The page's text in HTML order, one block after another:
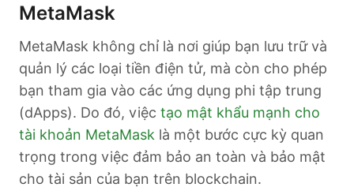
MetaMask
MetaMask không chỉ là nơi giúp bạn lưu trữ và
quản lý các loại tiền điện tử, mà còn cho phép
bạn tham gia vào các ứng dụng phi tập trung
(dApps). Do đó, việc tạo mật khẩu mạnh cho
tài khoản MetaMask là một bước cực kỳ quan
trọng trong việc đảm bảo an toàn và bảo mật
cho tài sản của bạn trên blockchain.